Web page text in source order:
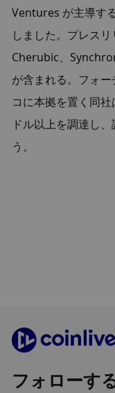
Ventures が主導す
しました。プレス
Cherubic、
が含まれる。フォ
コに本拠を置く同
ドル以上を調達し
う。
フォローす